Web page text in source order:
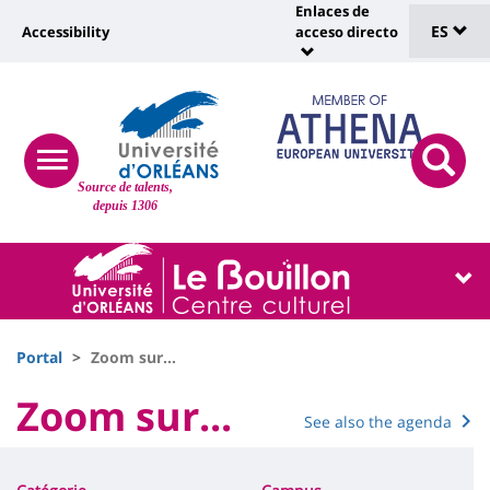
Site
Source de talents,
depuis 1306
Université
Recherche
responsive
menu
button
Université
vers
page
accessibilité
Accessibility
:
Shortcut
links
Enlaces de
acceso directo
de
ES
Université
Block
liste
des
composantes
d'Ariane
Portal Zoom sur...
University
Titre
de
Zoom sur... See also the agenda